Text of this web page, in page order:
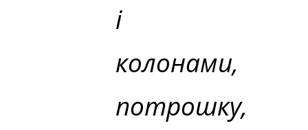
і
колонами,
потрошку,